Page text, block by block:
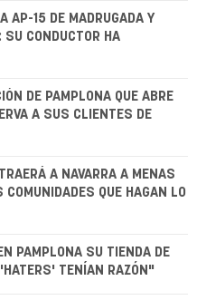
AP-15 DE MADRUGADA Y
CONDUCTOR HA
DE PAMPLONA QUE ABRE
A SUS CLIENTES DE
A NAVARRA A MENAS
COMUNIDADES QUE HAGAN LO
PAMPLONA SU TIENDA DE
TENÍAN RAZÓN"